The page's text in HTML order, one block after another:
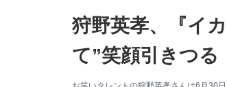
狩野英孝、『イ
て”笑顔引きつる